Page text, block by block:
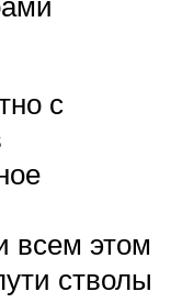
с
всем этом
стволы